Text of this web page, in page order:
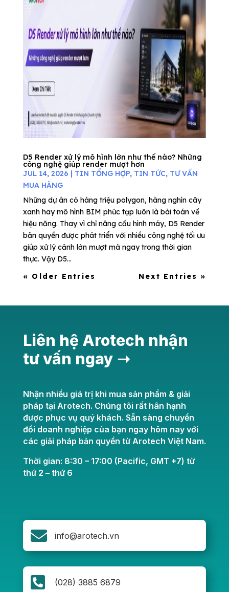
D5 Render xử lý mô hình lớn như thế nào? Những
công nghệ giúp render mượt hơn
JUL 14, 2026 | TIN TỔNG HỢP, TIN TỨC, TƯ VẤN
MUA HÀNG
Những dự án có hàng triệu polygon, hàng nghìn cây
xanh hay mô hình BIM phức tạp luôn là bài toán về
hiệu năng. Thay vì chỉ nâng cấu hình máy, D5 Render
bản quyền được phát triển với nhiều công nghệ tối ưu
giúp xử lý cảnh lớn mượt mà ngay trong thời gian
thực. Vậy D5...
« Older Entries
Next Entries »
Liên hệ Arotech nhận
tư vấn ngay ➝
Nhận nhiều giá trị khi mua sản phẩm & giải
pháp tại Arotech. Chúng tôi rất hân hạnh
được phục vụ quý khách. Sẵn sàng chuyển
đổi doanh nghiệp của bạn ngay hôm nay với
các giải pháp bản quyền từ Arotech Việt Nam.
Thời gian: 8:30 – 17:00 (Pacific, GMT +7) từ
thứ 2 – thứ 6
 info@arotech.vn
 (028) 3885 6879